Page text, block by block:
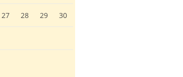
27 28 29 30